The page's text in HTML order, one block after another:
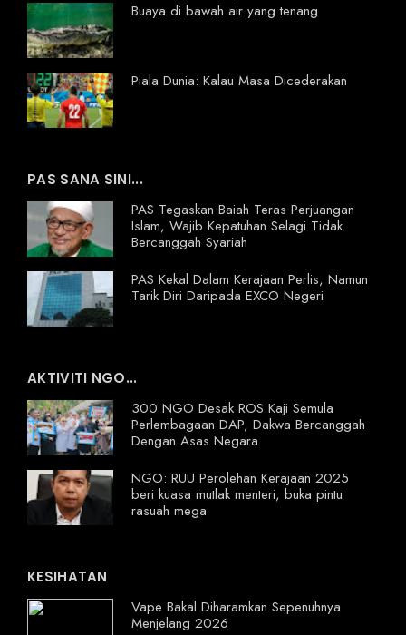
Buaya di bawah air yang tenang
Piala Dunia: Kalau Masa Dicederakan
PAS SANA SINI...
PAS Tegaskan Baiah Teras Perjuangan
Islam, Wajib Kepatuhan Selagi Tidak
Bercanggah Syariah
PAS Kekal Dalam Kerajaan Perlis, Namun
Tarik Diri Daripada EXCO Negeri
AKTIVITI NGO...
300 NGO Desak ROS Kaji Semula
Perlembagaan DAP, Dakwa Bercanggah
Dengan Asas Negara
NGO: RUU Perolehan Kerajaan 2025
beri kuasa mutlak menteri, buka pintu
rasuah mega
KESIHATAN
Vape Bakal Diharamkan Sepenuhnya
Menjelang 2026